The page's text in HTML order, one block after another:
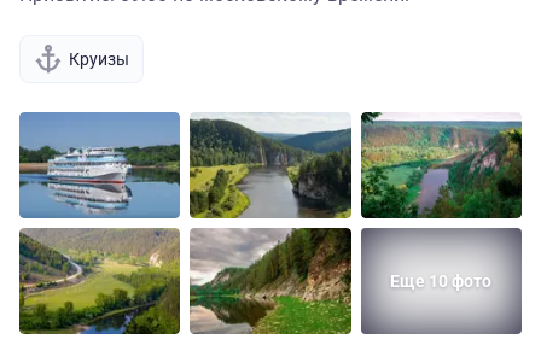
Круизы
Еще 10 фото